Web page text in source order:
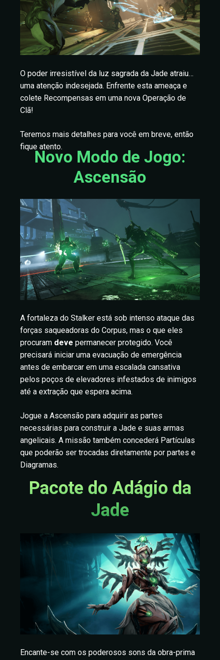
O poder irresistível da luz sagrada da Jade atraiu…
uma atenção indesejada. Enfrente esta ameaça e
colete Recompensas em uma nova Operação de
Clã!
Teremos mais detalhes para você em breve, então
fique atento.
Novo Modo de Jogo:
Ascensão
A fortaleza do Stalker está sob intenso ataque das
forças saqueadoras do Corpus, mas o que eles
procuram deve permanecer protegido. Você
precisará iniciar uma evacuação de emergência
antes de embarcar em uma escalada cansativa
pelos poços de elevadores infestados de inimigos
até a extração que espera acima.
Jogue a Ascensão para adquirir as partes
necessárias para construir a Jade e suas armas
angelicais. A missão também concederá Partículas
que poderão ser trocadas diretamente por partes e
Diagramas.
Pacote do Adágio da
Jade
Encante-se com os poderosos sons da obra-prima